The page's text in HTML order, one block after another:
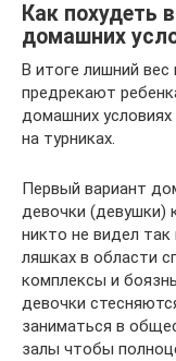
Как похудеть
домашних
В итоге лишний
предрекают
домашних условиях
на турниках.
Первый вариант
девочки (девушки)
никто не видел
ляшках в области
комплексы и
девочки
заниматься в
залы чтобы